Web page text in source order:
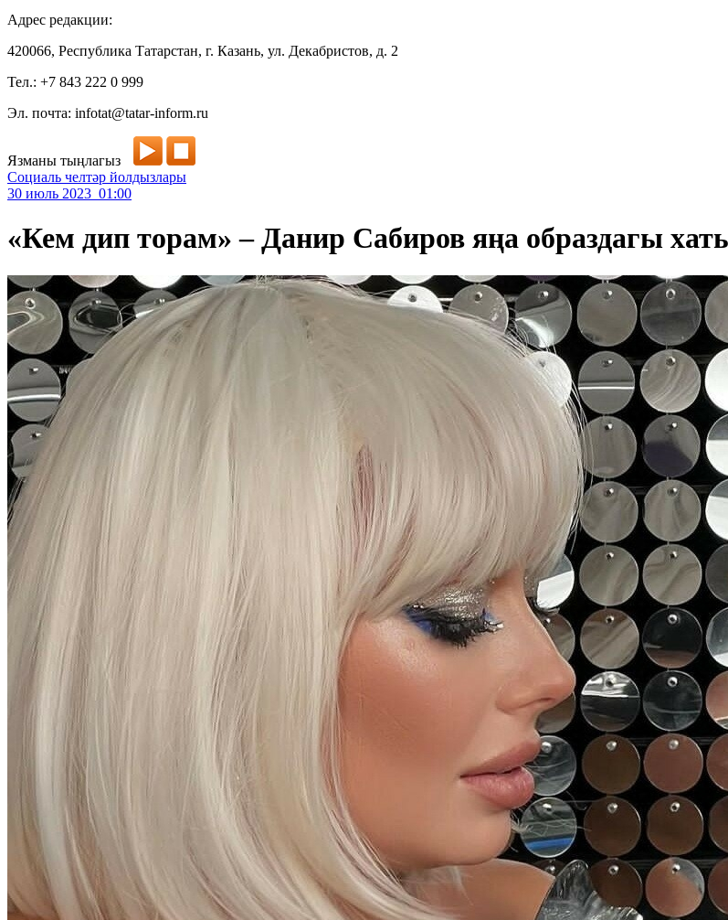
Адрес редакции:
420066, Республика Татарстан, г. Казань, ул. Декабристов, д. 2
Тел.: +7 843 222 0 999
Эл. почта: infotat@tatar-inform.ru
Язманы тыңлагыз
Социаль челтәр йолдызлары
30 июль 2023 01:00
«Кем дип торам» – Данир Сабиров яңа образдагы